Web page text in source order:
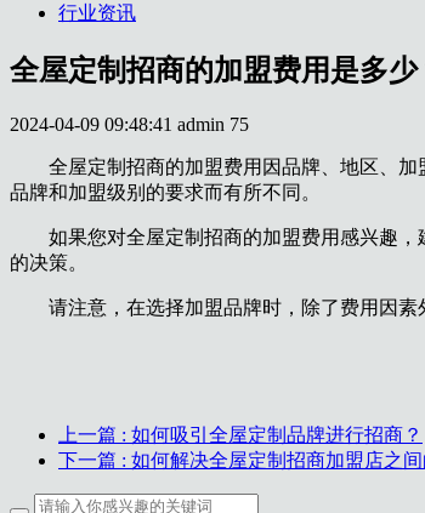
行业资讯
全屋定制招商的加盟费用是多少
2024-04-09 09:48:41 admin 75
全屋定制招商的加盟费用因品牌、地区、
品牌和加盟级别的要求而有所不同。
如果您对全屋定制招商的加盟费用感兴趣
的决策。
请注意，在选择加盟品牌时，除了费用因
上一篇 : 如何吸引全屋定制品牌进行招商？
下一篇 : 如何解决全屋定制招商加盟店之间